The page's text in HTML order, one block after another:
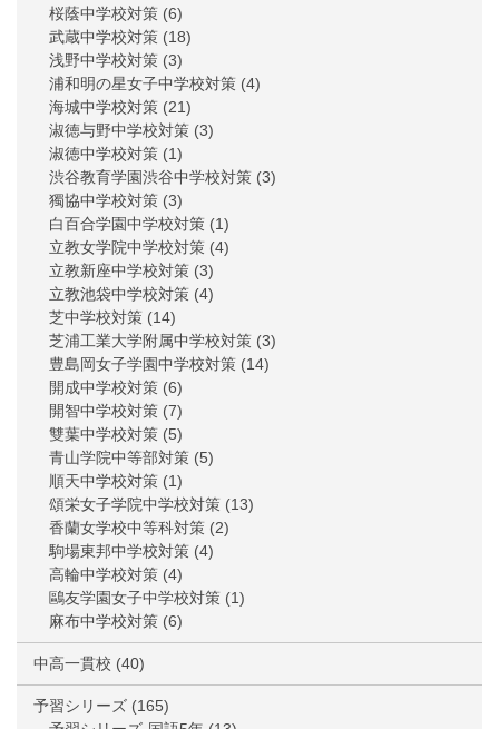
桜蔭中学校対策 (6)
武蔵中学校対策 (18)
浅野中学校対策 (3)
浦和明の星女子中学校対策 (4)
海城中学校対策 (21)
淑徳与野中学校対策 (3)
淑徳中学校対策 (1)
渋谷教育学園渋谷中学校対策 (3)
獨協中学校対策 (3)
白百合学園中学校対策 (1)
立教女学院中学校対策 (4)
立教新座中学校対策 (3)
立教池袋中学校対策 (4)
芝中学校対策 (14)
芝浦工業大学附属中学校対策 (3)
豊島岡女子学園中学校対策 (14)
開成中学校対策 (6)
開智中学校対策 (7)
雙葉中学校対策 (5)
青山学院中等部対策 (5)
順天中学校対策 (1)
頌栄女子学院中学校対策 (13)
香蘭女学校中等科対策 (2)
駒場東邦中学校対策 (4)
高輪中学校対策 (4)
鷗友学園女子中学校対策 (1)
麻布中学校対策 (6)
中高一貫校 (40)
予習シリーズ (165)